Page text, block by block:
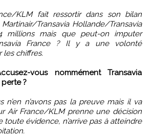
KLM fait ressortir dans son bilan
Transavia Hollande/Transavia
millions mais que peut-on imputer
France ? Il y a une volonté
les chiffres.
vous nommément Transavia
?
n’en n’avons pas la preuve mais il va
Air France/KLM prenne une décision
toute évidence, n’arrive pas à atteindre